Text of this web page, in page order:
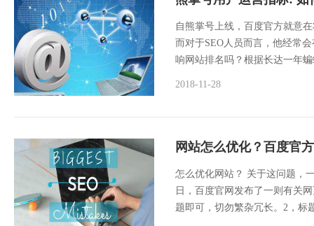
自熊掌号上线，百度官方就意
而对于SEO人员而言，他经常
响网站排名吗？根据长达一年
2018-11-28
网站怎么优化？百度官
怎么优化网站？ 关于这问题，
日，百度官网发布了一则有关
题即可，切勿繁杂冗长。2，标